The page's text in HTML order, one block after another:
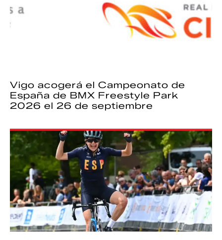
Vigo acogerá el Campeonato de
España de BMX Freestyle Park
2026 el 26 de septiembre